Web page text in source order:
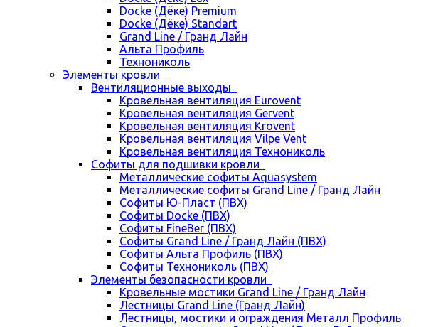
Docke (Дёке) Premium
Docke (Дёке) Standart
Grand Line / Гранд Лайн
Альта Профиль
Технониколь
Элементы кровли
Вентиляционные выходы
Кровельная вентиляция Eurovent
Кровельная вентиляция Gervent
Кровельная вентиляция Krovent
Кровельная вентиляция Vilpe Vent
Кровельная вентиляция Технониколь
Cофиты для подшивки кровли
Металлические софиты Aquasystem
Металлические софиты Grand Line / Гранд Лайн
Софиты Ю-Пласт (ПВХ)
Софиты Docke (ПВХ)
Софиты FineBer (ПВХ)
Софиты Grand Line / Гранд Лайн (ПВХ)
Софиты Альта Профиль (ПВХ)
Софиты Технониколь (ПВХ)
Элементы безопасности кровли
Кровельные мостики Grand Line / Гранд Лайн
Лестницы Grand Line (Гранд Лайн)
Лестницы, мостики и ограждения Металл Профиль